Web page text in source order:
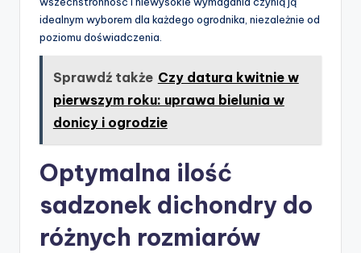
idealnym wyborem dla każdego ogrodnika, niezależnie od
poziomu doświadczenia.
Sprawdź także Czy datura kwitnie w
pierwszym roku: uprawa bielunia w
donicy i ogrodzie
Optymalna ilość
sadzonek dichondry do
różnych rozmiarów